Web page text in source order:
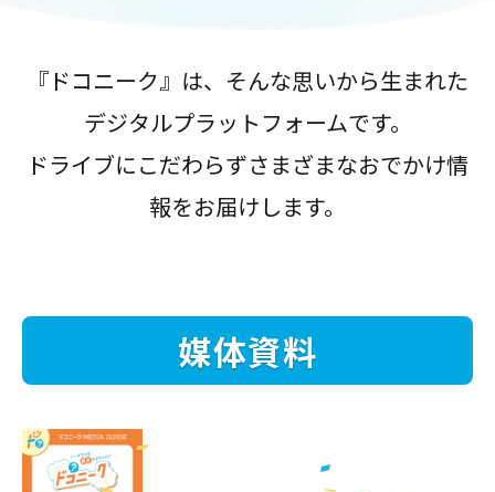
『ドコニーク』は、そんな思いから生まれた
デジタルプラットフォームです。
ドライブにこだわらずさまざまなおでかけ情
報をお届けします。
媒体資料